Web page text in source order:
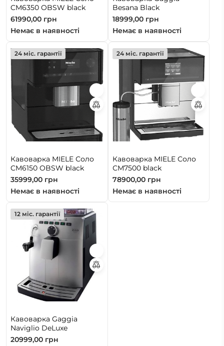
CM6350 OBSW black
61990,00 грн
Немає в наявності
Besana Black
18999,00 грн
Немає в наявності
24 міс. гарантії
Кавоварка MIELE Соло
CM6150 OBSW black
35999,00 грн
Немає в наявності
24 міс. гарантії
Кавоварка MIELE Соло
СМ7500 black
78900,00 грн
Немає в наявності
12 міс. гарантії
Кавоварка Gaggia
Naviglio DeLuxe
20999,00 грн